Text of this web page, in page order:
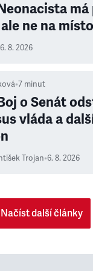
má
ne na
6. 8. 2026
•7 minut
o Senát
vláda a
Trojan•6. 8. 2026
Načíst další články